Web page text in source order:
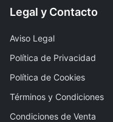
Legal y Contacto
Aviso Legal
Política de Privacidad
Política de Cookies
Términos y Condiciones
Condiciones de Venta